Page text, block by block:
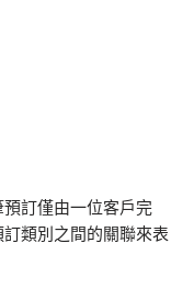
訂僅由一位客戶完
類別之間的關聯來表